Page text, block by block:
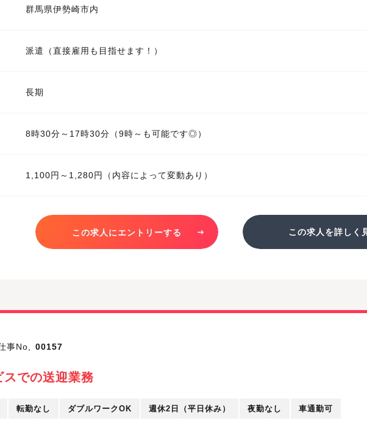
群馬県伊勢崎市内
派遣（直接雇用も目指せます！）
長期
8時30分～17時30分（9時～も可能です◎）
1,100円～1,280円（内容によって変動あり）
この求人にエントリーする この求人を詳しく
事No, 00157
での送迎業務
転勤なし ダブルワークOK 週休2日（平日休み） 夜勤なし 車通勤可